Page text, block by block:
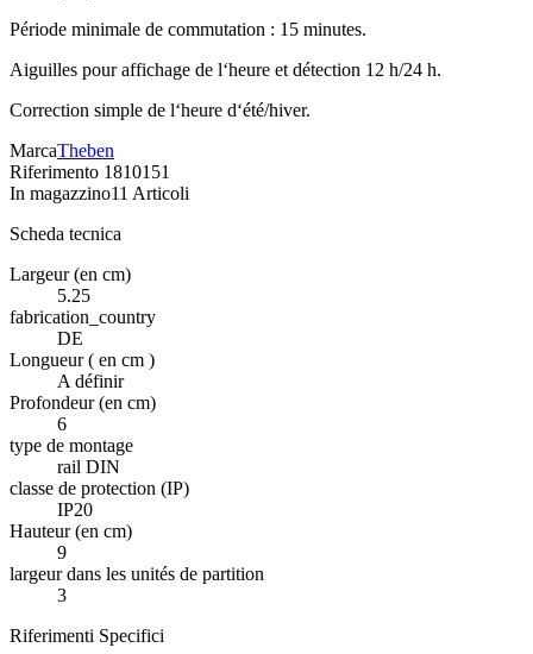
Période minimale de commutation : 15 minutes.
Aiguilles pour affichage de l‘heure et détection 12 h/24 h.
Correction simple de l‘heure d‘été/hiver.
MarcaTheben
Riferimento 1810151
In magazzino11 Articoli
Scheda tecnica
Largeur (en cm)
5.25
fabrication_country
DE
Longueur ( en cm )
A définir
Profondeur (en cm)
6
type de montage
rail DIN
classe de protection (IP)
IP20
Hauteur (en cm)
9
largeur dans les unités de partition
3
Riferimenti Specifici